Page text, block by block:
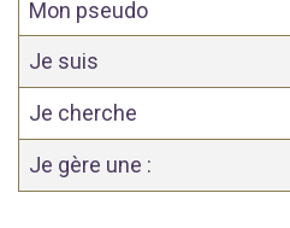
Mon pseudo
Je suis
Je cherche
Je gère une :